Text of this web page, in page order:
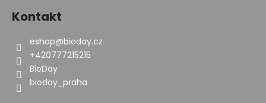
Kontakt
eshop@bioday.cz
+420777215215
BioDay
bioday_praha